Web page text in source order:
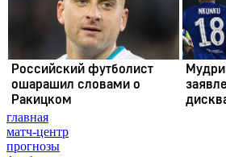
главная
матч-центр
прогнозы